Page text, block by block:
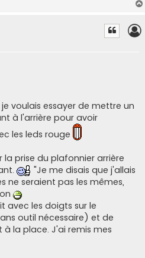
voulais essayer de mettre un
à l'arrière pour avoir
les leds rouge
prise du plafonnier arrière
"Je me disais que j'allais
ne seraient pas les mêmes,
avec les doigts sur le
outil nécessaire) et de
la place. J'ai remis mes